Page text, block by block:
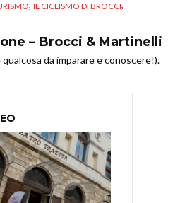
, IL CICLISMO DI BROCCI,
– Brocci & Martinelli
da imparare e conoscere!).